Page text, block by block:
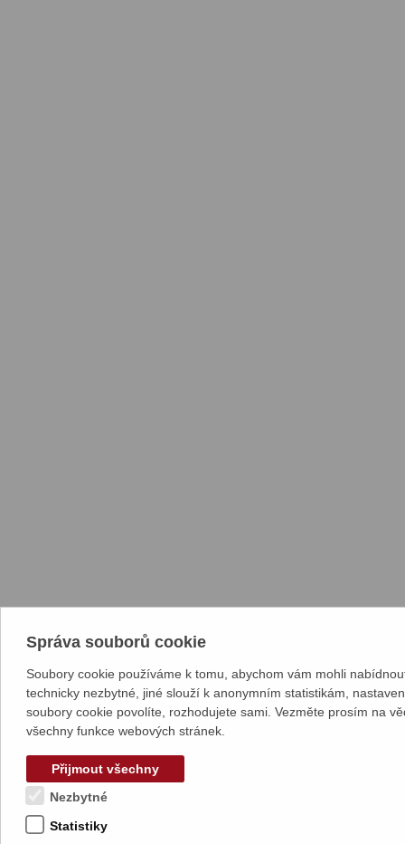
Správa souborů cookie
Soubory cookie používáme k tomu, abychom vám mohli
technicky nezbytné, jiné slouží k anonymním statistikám,
soubory cookie povolíte, rozhodujete sami. Vezměte prosím na
všechny funkce webových stránek.
Přijmout všechny
Nezbytné
Statistiky